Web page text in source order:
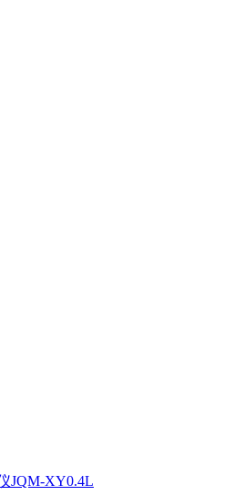
JQM-XY0.4L